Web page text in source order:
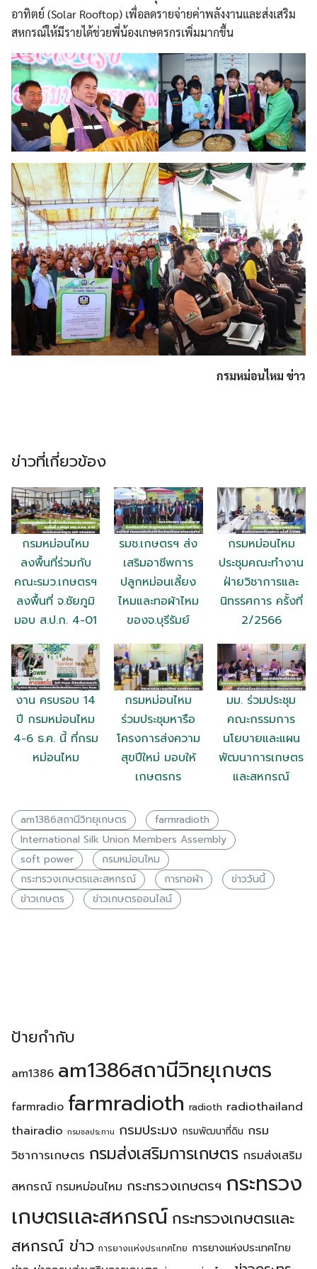
Search
for:
Search
อาทิตย์ (Solar Rooftop) เพื่อลดรายจ่ายค่าพลังงานและส่งเสริม
สหกรณ์ให้มีรายได้ช่วยพี่น้องเกษตรกรเพิ่มมากขึ้น
กรมหม่อนไหม ข่าว
ข่าวที่เกี่ยวข้อง
กรมหม่อนไหม
ลงพื้นที่ร่วมกับ
คณะรมว.เกษตรฯ
ลงพื้นที่ จ.ชัยภูมิ
มอบ ส.ป.ก. 4-01
รมช.เกษตรฯ ส่ง
เสริมอาชีพการ
ปลูกหม่อนเลี้ยง
ไหมและทอผ้าไหม
ของจ.บุรีรัมย์
กรมหม่อนไหม
ประชุมคณะทำงาน
ฝ่ายวิชาการและ
นิทรรศการ ครั้งที่
2/2566
งาน ครบรอบ 14
ปี กรมหม่อนไหม
4-6 ธ.ค. นี้ ที่กรม
หม่อนไหม
กรมหม่อนไหม
ร่วมประชุมหารือ
โครงการส่งความ
สุขปีใหม่ มอบให้
เกษตรกร
มม. ร่วมประชุม
คณะกรรมการ
นโยบายและแผน
พัฒนาการเกษตร
และสหกรณ์
am1386สถานีวิทยุเกษตร
farmradioth
International Silk Union Members Assembly
soft power
กรมหม่อนไหม
กระทรวงเกษตรเเละสหกรณ์
การทอผ้า
ข่าววันนี้
ข่าวเกษตร
ข่าวเกษตรออนไลน์
ป้ายกำกับ
am1386 am1386สถานีวิทยุเกษตร
farmradio farmradioth radioth radiothailand
thairadio กรมชลประทาน กรมประมง กรมพัฒนาที่ดิน กรม
วิชาการเกษตร กรมส่งเสริมการเกษตร กรมส่งเสริม
สหกรณ์ กรมหม่อนไหม กระทรวงเกษตรฯ กระทรวง
เกษตรเเละสหกรณ์ กระทรวงเกษตรเเละ
สหกรณ์ ข่าว การยางเเห่งประเทศไทย การยางแห่งประเทศไทย